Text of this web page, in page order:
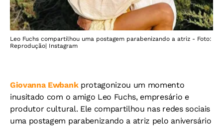
Leo Fuchs compartilhou uma postagem parabenizando a atriz - Foto:
Reprodução| Instagram
Giovanna Ewbankprotagonizou um momento
inusitado com o amigo Leo Fuchs, empresário e
produtor cultural. Ele compartilhou nas redes sociais
uma postagem parabenizando a atriz pelo aniversário